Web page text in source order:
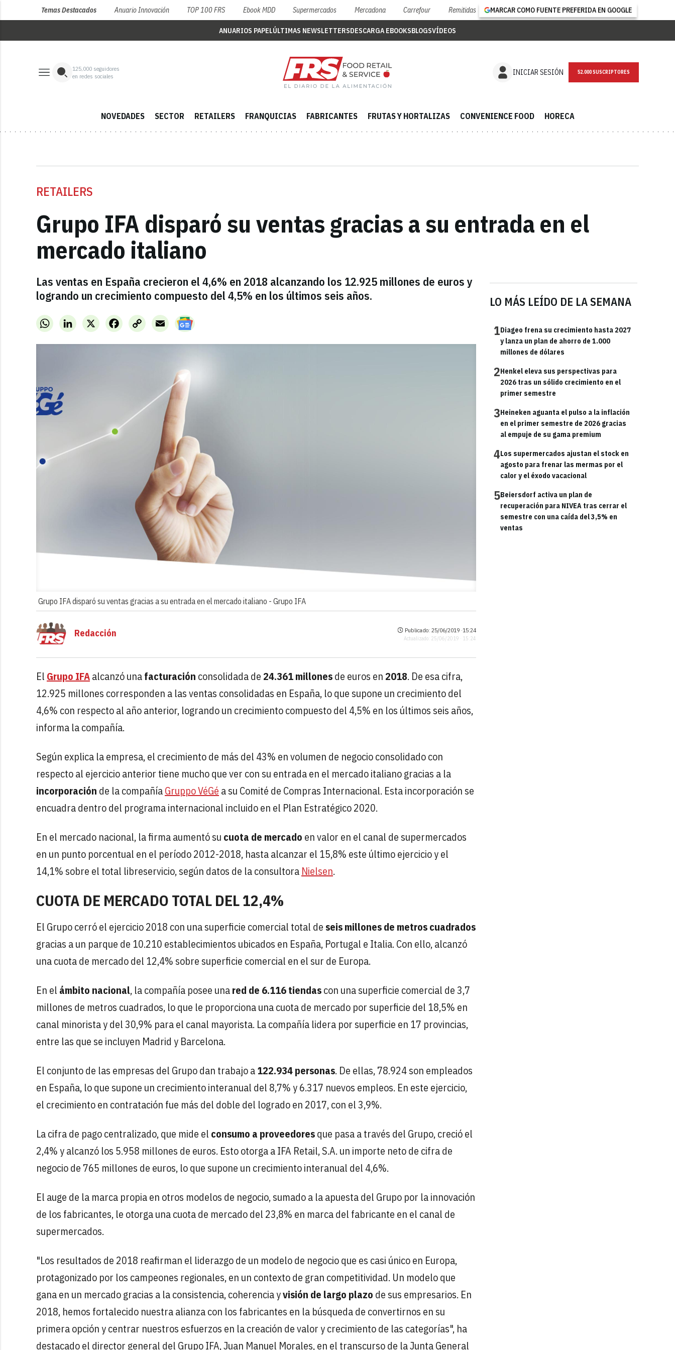
Temas Destacados Anuario Innovación TOP 100 FRS Ebook MDD Supermercados Mercadona Carrefour Remitidas MARCAR COMO FUENTE PREFERIDA EN GOOGLE
ANUARIOS PAPELÚLTIMAS NEWSLETTERSDESCARGA EBOOKSBLOGSVÍDEOS
125,000 seguidores
en redes sociales
INICIAR SESIÓN NEWSLETTER
NOVEDADES SECTOR RETAILERS FRANQUICIAS FABRICANTES FRUTAS Y HORTALIZAS CONVENIENCE FOOD HORECA
RETAILERS
Grupo IFA disparó su ventas gracias a su entrada en el
mercado italiano
Las ventas en España crecieron el 4,6% en 2018 alcanzando los 12.925 millones de euros y
logrando un crecimiento compuesto del 4,5% en los últimos seis años.
WhatsAppLinkedInX FacebookCopy
Link
Email
Grupo IFA disparó su ventas gracias a su entrada en el mercado italiano - Grupo IFA
LO MÁS LEÍDO DE LA SEMANA
1Diageo frena su crecimiento hasta 2027
y lanza un plan de ahorro de 1.000
millones de dólares
2Henkel eleva sus perspectivas para
2026 tras un sólido crecimiento en el
primer semestre
3Heineken aguanta el pulso a la inflación
en el primer semestre de 2026 gracias
al empuje de su gama premium
4Los supermercados ajustan el stock en
agosto para frenar las mermas por el
calor y el éxodo vacacional
5Beiersdorf activa un plan de
recuperación para NIVEA tras cerrar el
semestre con una caída del 3,5% en
ventas
Redacción Publicado: 25/06/2019 ·15:24
Actualizado: 25/06/2019 · 15:24
El Grupo IFAalcanzó unafacturación consolidada de24.361 millonesde euros en2018. De esa cifra,
12.925 millones corresponden a las ventas consolidadas en España, lo que supone un crecimiento del
4,6% con respecto al año anterior, logrando un crecimiento compuesto del 4,5% en los últimos seis años,
informa la compañía.
Según explica la empresa, el crecimiento de más del 43% en volumen de negocio consolidado con
respecto al ejercicio anterior tiene mucho que ver con su entrada en el mercado italiano gracias a la
incorporación de la compañíaGruppo VéGé a su Comité de Compras Internacional. Esta incorporación se
encuadra dentro del programa internacional incluido en el Plan Estratégico 2020.
En el mercado nacional, la firma aumentó su cuota de mercado en valor en el canal de supermercados
en un punto porcentual en el período 2012-2018, hasta alcanzar el 15,8% este último ejercicio y el
14,1% sobre el total libreservicio, según datos de la consultora Nielsen.
CUOTA DE MERCADO TOTAL DEL 12,4%
El Grupo cerró el ejercicio 2018 con una superficie comercial total de seis millones de metros cuadrados
gracias a un parque de 10.210 establecimientos ubicados en España, Portugal e Italia. Con ello, alcanzó
una cuota de mercado del 12,4% sobre superficie comercial en el sur de Europa.
En el ámbito nacional, la compañía posee unared de 6.116 tiendascon una superficie comercial de 3,7
millones de metros cuadrados, lo que le proporciona una cuota de mercado por superficie del 18,5% en
canal minorista y del 30,9% para el canal mayorista. La compañía lidera por superficie en 17 provincias,
entre las que se incluyen Madrid y Barcelona.
El conjunto de las empresas del Grupo dan trabajo a122.934 personas. De ellas, 78.924 son empleados
en España, lo que supone un crecimiento interanual del 8,7% y 6.317 nuevos empleos. En este ejercicio,
el crecimiento en contratación fue más del doble del logrado en 2017, con el 3,9%.
La cifra de pago centralizado, que mide el consumo a proveedoresque pasa a través del Grupo, creció el
2,4% y alcanzó los 5.958 millones de euros. Esto otorga a IFA Retail, S.A. un importe neto de cifra de
negocio de 765 millones de euros, lo que supone un crecimiento interanual del 4,6%.
El auge de la marca propia en otros modelos de negocio, sumado a la apuesta del Grupo por la innovación
de los fabricantes, le otorga una cuota de mercado del 23,8% en marca del fabricante en el canal de
supermercados.
"Los resultados de 2018 reafirman el liderazgo de un modelo de negocio que es casi único en Europa,
protagonizado por los campeones regionales, en un contexto de gran competitividad. Un modelo que
gana en un mercado gracias a la consistencia, coherencia yvisión de largo plazo de sus empresarios. En
2018, hemos fortalecido nuestra alianza con los fabricantes en la búsqueda de convertirnos en su
primera opción y centrar nuestros esfuerzos en la creación de valor y crecimiento de las categorías", ha
destacado el director general del Grupo IFA, Juan Manuel Morales, en el transcurso de la Junta General